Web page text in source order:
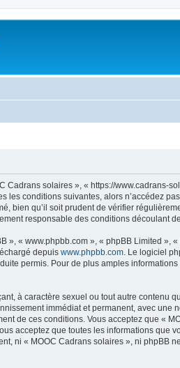
solaires », « https://www.cadrans-
conditions suivantes, alors n’accédez
bien qu’il soit prudent de vérifier
responsable des conditions découlant
« www.phpbb.com », « phpBB Limited »,
depuis www.phpbb.com. Le logiciel
permis. Pour de plus amples
à caractère sexuel ou tout autre contenu
immédiat et permanent, avec une
de ces conditions. Vous acceptez que «
acceptez que toutes les informations que
ni « MOOC Cadrans solaires », ni phpBB